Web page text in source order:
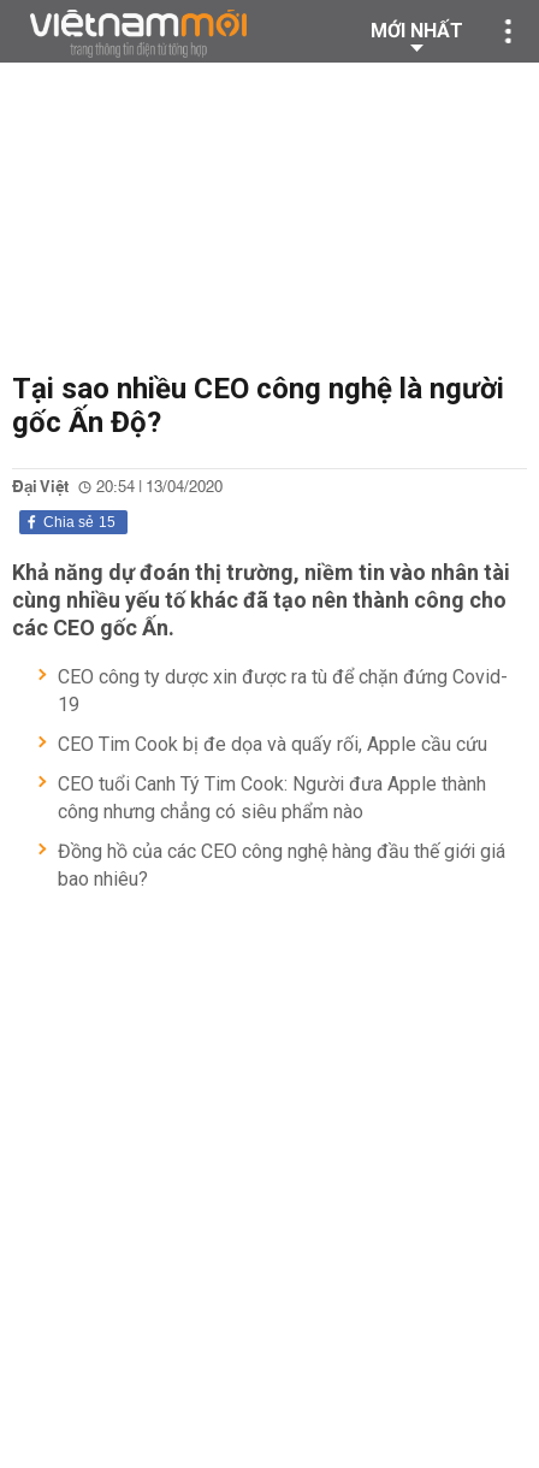
MỚI NHẤT
Tại sao nhiều CEO công nghệ là người
gốc Ấn Độ?
Đại Việt 20:54 | 13/04/2020
15
Chia sẻ
Khả năng dự đoán thị trường, niềm tin vào nhân tài
cùng nhiều yếu tố khác đã tạo nên thành công cho
các CEO gốc Ấn.
CEO công ty dược xin được ra tù để chặn đứng Covid-
19
CEO Tim Cook bị đe dọa và quấy rối, Apple cầu cứu
CEO tuổi Canh Tý Tim Cook: Người đưa Apple thành
công nhưng chẳng có siêu phẩm nào
Đồng hồ của các CEO công nghệ hàng đầu thế giới giá
bao nhiêu?